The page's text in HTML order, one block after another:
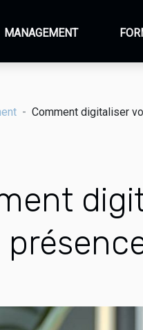
MANAGEMENT
Comment digitaliser